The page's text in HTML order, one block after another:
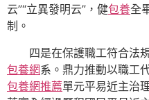
云”“立異發明云”，健包養全
制。
四是在保護職工符合法
包養網系。鼎力推動以職工
包養網推薦單元平易近主治